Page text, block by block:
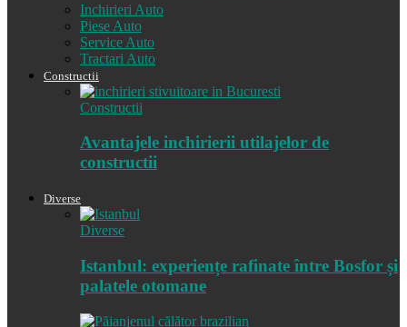
Inchirieri Auto
Piese Auto
Service Auto
Tractari Auto
Constructii
Constructii
Avantajele inchirierii utilajelor de
constructii
Diverse
Diverse
Istanbul: experiențe rafinate între Bosfor și
palatele otomane